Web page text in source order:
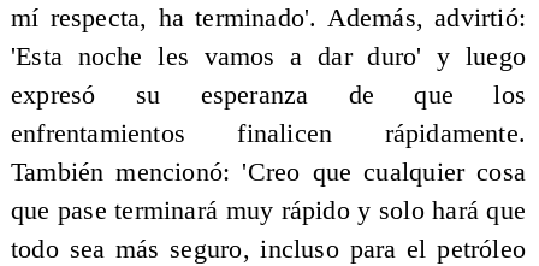
mí respecta, ha terminado'. Además, advirtió:
'Esta noche les vamos a dar duro' y luego
expresó su esperanza de que los
enfrentamientos finalicen rápidamente.
También mencionó: 'Creo que cualquier cosa
que pase terminará muy rápido y solo hará que
todo sea más seguro, incluso para el petróleo